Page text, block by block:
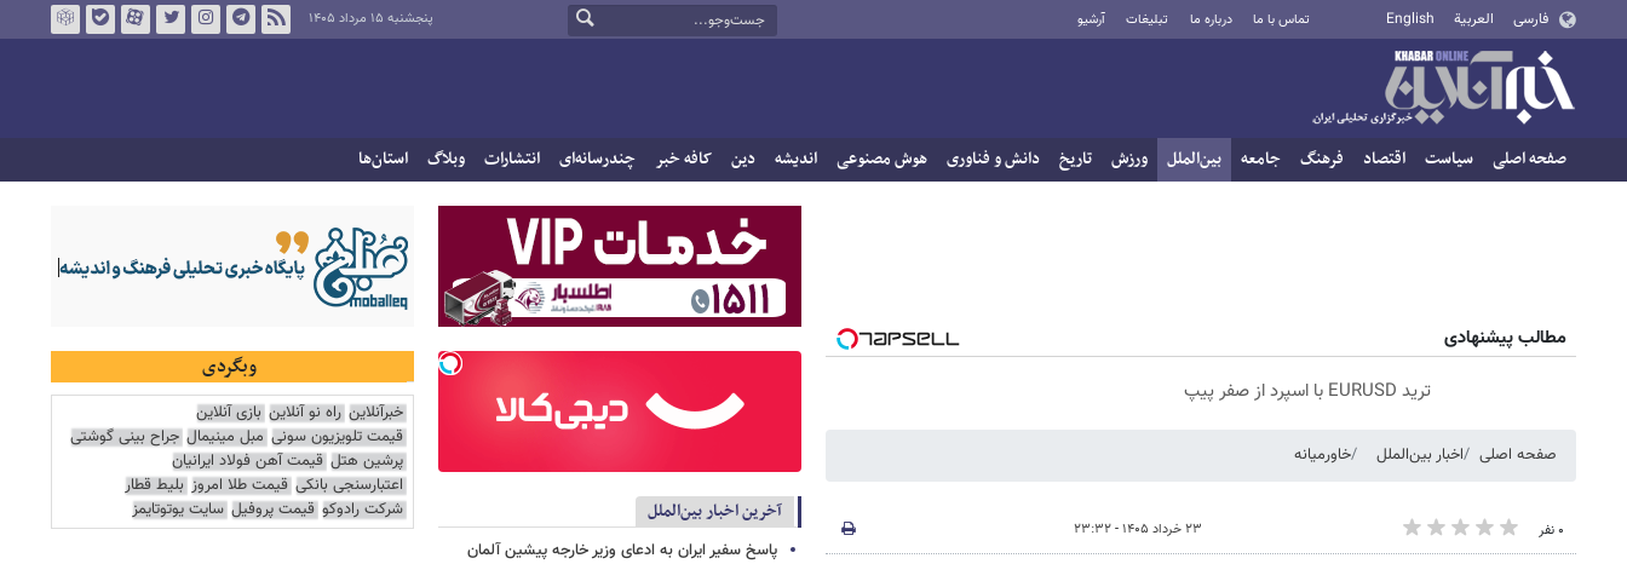
فارسی العربية English تماس با ما درباره ما تبلیغات آرشیو پنجشنبه ۱۵ مرداد ۱۴۰۵
صفحه اصلی سیاست اقتصاد فرهنگ جامعه بین‌الملل ورزش تاریخ دانش و فناوری هوش مصنوعی اندیشه دین کافه خبر چندرسانه‌ای انتشارات وبلاگ استان‌ها
مطالب پیشنهادی
ترید EURUSD با اسپرد از صفر پیپ
صفحه اصلی اخبار بین‌الملل خاورمیانه
۰ نفر ۲۳ خرداد ۱۴۰۵ - ۲۳:۳۲
آخرین اخبار بین‌الملل
پاسخ سفیر ایران به ادعای وزیر خارجه پیشین آلمان
وبگردی
خبرآنلاین راه نو آنلاین بازی آنلاین
قیمت تلویزیون سونی مبل مینیمال جراح بینی گوشتی
پرشین هتل قیمت آهن فولاد ایرانیان
اعتبارسنجی بانکی قیمت طلا امروز بلیط قطار
شرکت رادوکو قیمت پروفیل سایت یوتوتایمز